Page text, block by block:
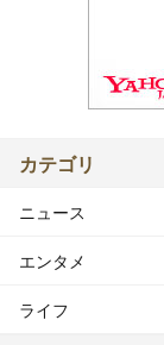
カテゴリ
ニュース
エンタメ
ライフ